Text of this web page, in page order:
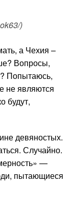
)
а Чехия –
Вопросы,
Попытаюсь,
не являются
будут,
девяностых.
Случайно.
—
пытающиеся